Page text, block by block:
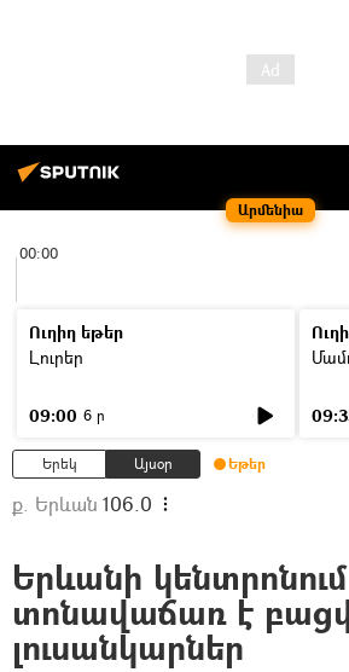
Արմենիա
00:00
Ուղիղ եթեր
Լուրեր
09:00 6 ր
Երեկ Այսօր Եթեր
ք. Երևան 106.0
Երևանի կենտրոնում
տոնավաճառ է
լուսանկարներ